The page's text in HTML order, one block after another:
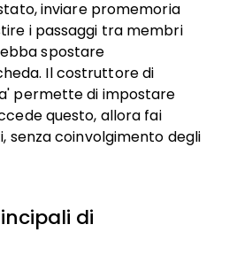
inviare promemoria
i passaggi tra membri
spostare
Il costruttore di
permette di impostare
questo, allora fai
senza coinvolgimento degli
di